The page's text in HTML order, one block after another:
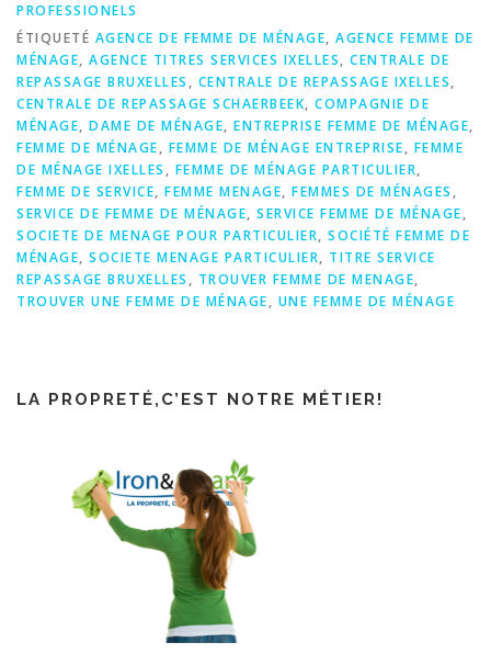
PROFESSIONELS
ÉTIQUETÉ AGENCE DE FEMME DE MÉNAGE, AGENCE FEMME DE
MÉNAGE, AGENCE TITRES SERVICES IXELLES, CENTRALE DE
REPASSAGE BRUXELLES , CENTRALE DE REPASSAGE IXELLES,
CENTRALE DE REPASSAGE SCHAERBEEK, COMPAGNIE DE
MÉNAGE, DAME DE MÉNAGE, ENTREPRISE FEMME DE MÉNAGE,
FEMME DE MÉNAGE, FEMME DE MÉNAGE ENTREPRISE, FEMME
DE MÉNAGE IXELLES , FEMME DE MÉNAGE PARTICULIER,
FEMME DE SERVICE, FEMME MENAGE, FEMMES DE MÉNAGES ,
SERVICE DE FEMME DE MÉNAGE, SERVICE FEMME DE MÉNAGE,
SOCIETE DE MENAGE POUR PARTICULIER, SOCIÉTÉ FEMME DE
MÉNAGE, SOCIETE MENAGE PARTICULIER, TITRE SERVICE
REPASSAGE BRUXELLES , TROUVER FEMME DE MENAGE,
TROUVER UNE FEMME DE MÉNAGE, UNE FEMME DE MÉNAGE
LA PROPRETÉ,C’EST NOTRE MÉTIER!